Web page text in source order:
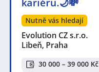
kariéru.🌙💸
Nutně vás hledají
Evolution CZ s.r.o.
Libeň, Praha
30 000 – 39 000 Kč